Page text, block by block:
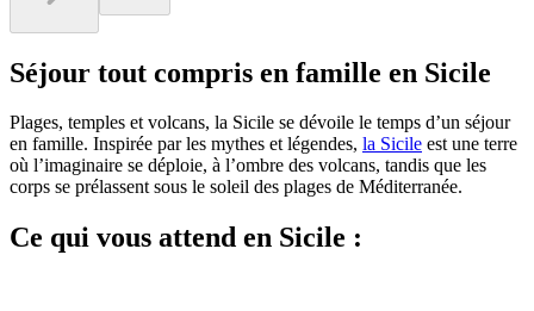
Séjour tout compris en famille en Sicile
Plages, temples et volcans, la Sicile se dévoile le temps d’un séjour
en famille. Inspirée par les mythes et légendes, la Sicile est une terre
où l’imaginaire se déploie, à l’ombre des volcans, tandis que les
corps se prélassent sous le soleil des plages de Méditerranée.
Ce qui vous attend en Sicile :